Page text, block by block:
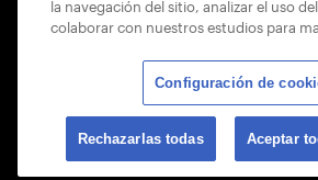
© 2026 USTA ALL RIGHTS
la navegación del sitio, analizar el uso
colaborar con nuestros estudios para
Configuración de
Rechazarlas todas Aceptar